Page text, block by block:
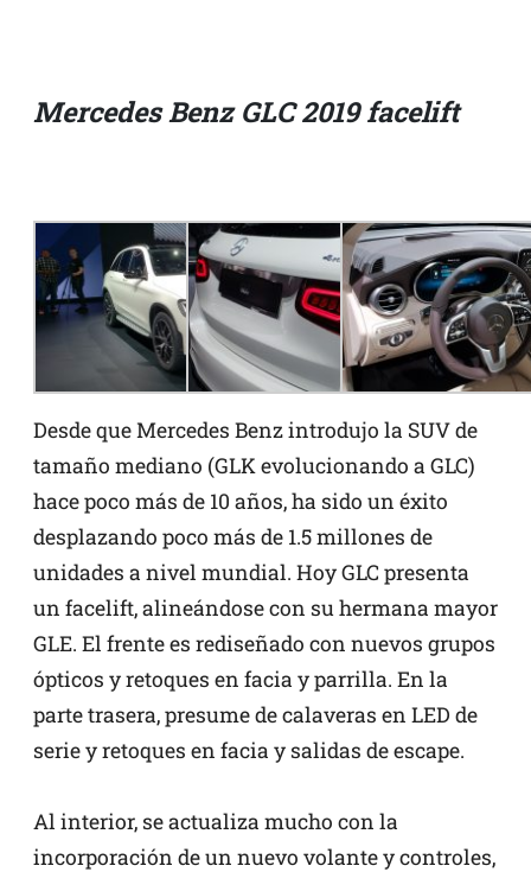
Mercedes Benz GLC 2019 facelift
Desde que Mercedes Benz introdujo la SUV de
tamaño mediano (GLK evolucionando a GLC)
hace poco más de 10 años, ha sido un éxito
desplazando poco más de 1.5 millones de
unidades a nivel mundial. Hoy GLC presenta
un facelift, alineándose con su hermana mayor
GLE. El frente es rediseñado con nuevos grupos
ópticos y retoques en facia y parrilla. En la
parte trasera, presume de calaveras en LED de
serie y retoques en facia y salidas de escape.
Al interior, se actualiza mucho con la
incorporación de un nuevo volante y controles,